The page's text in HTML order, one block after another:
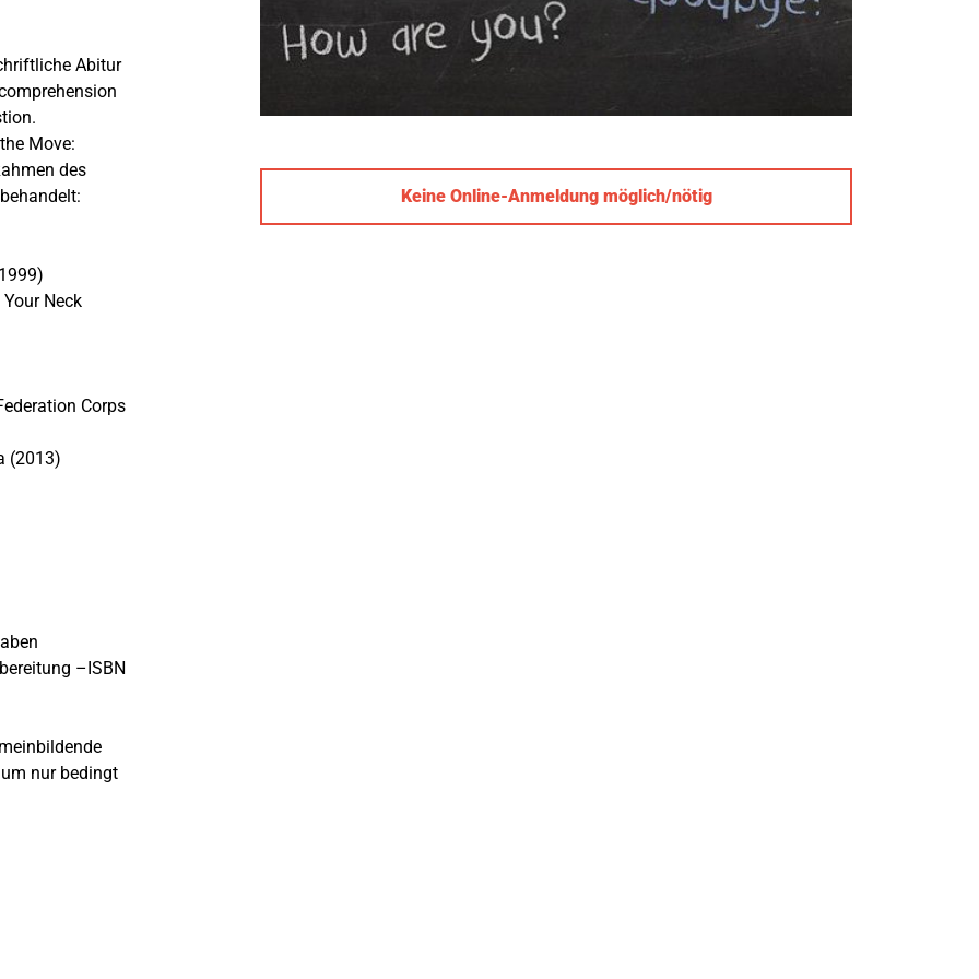
Abitur
Move:
des
Neck
Corps
(2013)
–ISBN
nur bedingt
Keine Online-Anmeldung möglich/nötig